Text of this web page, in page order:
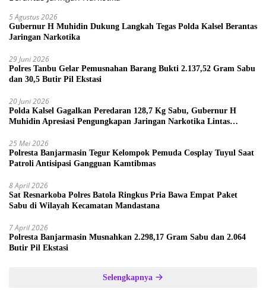
5 Agustus 2026
Gubernur H Muhidin Dukung Langkah Tegas Polda Kalsel Berantas
Jaringan Narkotika
29 Juni 2026
Polres Tanbu Gelar Pemusnahan Barang Bukti 2.137,52 Gram Sabu
dan 30,5 Butir Pil Ekstasi
20 Juni 2026
Polda Kalsel Gagalkan Peredaran 128,7 Kg Sabu, Gubernur H
Muhidin Apresiasi Pengungkapan Jaringan Narkotika Lintas
25 Mei 2026
Polresta Banjarmasin Tegur Kelompok Pemuda Cosplay Tuyul Saat
Patroli Antisipasi Gangguan Kamtibmas
8 April 2026
Sat Resnarkoba Polres Batola Ringkus Pria Bawa Empat Paket
Sabu di Wilayah Kecamatan Mandastana
7 April 2026
Polresta Banjarmasin Musnahkan 2.298,17 Gram Sabu dan 2.064
Butir Pil Ekstasi
Selengkapnya